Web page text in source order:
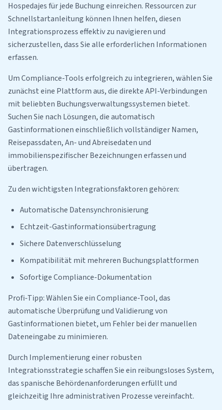
Hospedajes für jede Buchung einreichen. Ressourcen zur
Schnellstartanleitung können Ihnen helfen, diesen
Integrationsprozess effektiv zu navigieren und
sicherzustellen, dass Sie alle erforderlichen Informationen
erfassen.
Um Compliance-Tools erfolgreich zu integrieren, wählen Sie
zunächst eine Plattform aus, die direkte API-Verbindungen
mit beliebten Buchungsverwaltungssystemen bietet.
Suchen Sie nach Lösungen, die automatisch
Gastinformationen einschließlich vollständiger Namen,
Reisepassdaten, An- und Abreisedaten und
immobilienspezifischer Bezeichnungen erfassen und
übertragen.
Zu den wichtigsten Integrationsfaktoren gehören:
Automatische Datensynchronisierung
Echtzeit-Gastinformationsübertragung
Sichere Datenverschlüsselung
Kompatibilität mit mehreren Buchungsplattformen
Sofortige Compliance-Dokumentation
Profi-Tipp: Wählen Sie ein Compliance-Tool, das
automatische Überprüfung und Validierung von
Gastinformationen bietet, um Fehler bei der manuellen
Dateneingabe zu minimieren.
Durch Implementierung einer robusten
Integrationsstrategie schaffen Sie ein reibungsloses System,
das spanische Behördenanforderungen erfüllt und
gleichzeitig Ihre administrativen Prozesse vereinfacht.